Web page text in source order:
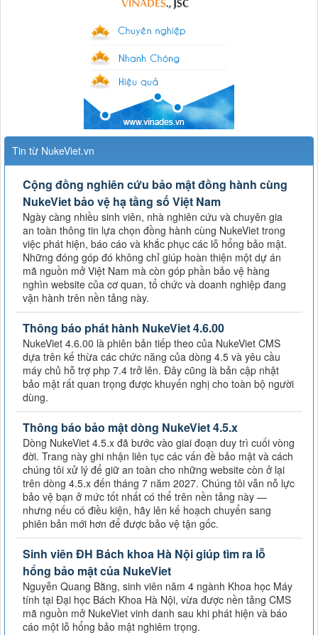
Tin từ NukeViet.vn
Cộng đồng nghiên cứu bảo mật đồng hành cùng
NukeViet bảo vệ hạ tầng số Việt Nam
Ngày càng nhiều sinh viên, nhà nghiên cứu và chuyên gia
an toàn thông tin lựa chọn đồng hành cùng NukeViet trong
việc phát hiện, báo cáo và khắc phục các lỗ hổng bảo mật.
Những đóng góp đó không chỉ giúp hoàn thiện một dự án
mã nguồn mở Việt Nam mà còn góp phần bảo vệ hàng
nghìn website của cơ quan, tổ chức và doanh nghiệp đang
vận hành trên nền tảng này.
Thông báo phát hành NukeViet 4.6.00
NukeViet 4.6.00 là phiên bản tiếp theo của NukeViet CMS
dựa trên kế thừa các chức năng của dòng 4.5 và yêu cầu
máy chủ hỗ trợ php 7.4 trở lên. Đây cũng là bản cập nhật
bảo mật rất quan trọng được khuyến nghị cho toàn bộ người
dùng.
Thông báo bảo mật dòng NukeViet 4.5.x
Dòng NukeViet 4.5.x đã bước vào giai đoạn duy trì cuối vòng
đời. Trang này ghi nhận liên tục các vấn đề bảo mật và cách
chúng tôi xử lý để giữ an toàn cho những website còn ở lại
trên dòng 4.5.x đến tháng 7 năm 2027. Chúng tôi vẫn nỗ lực
bảo vệ bạn ở mức tốt nhất có thể trên nền tảng này —
nhưng nếu có điều kiện, hãy lên kế hoạch chuyển sang
phiên bản mới hơn để được bảo vệ tận gốc.
Sinh viên ĐH Bách khoa Hà Nội giúp tìm ra lỗ
hổng bảo mật của NukeViet
Nguyễn Quang Bằng, sinh viên năm 4 ngành Khoa học Máy
tính tại Đại học Bách Khoa Hà Nội, vừa được nền tảng CMS
mã nguồn mở NukeViet vinh danh sau khi phát hiện và báo
cáo một lỗ hổng bảo mật nghiêm trọng.